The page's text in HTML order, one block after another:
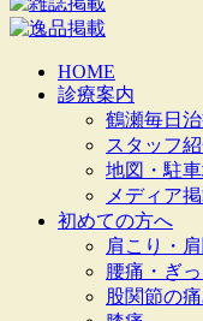
HOME
診療案内
鶴瀬毎日
スタッフ
地図・駐
メディア
初めての方へ
肩こり・
腰痛・ぎ
股関節の